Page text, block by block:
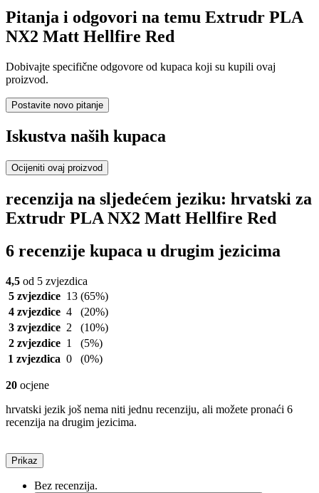
Pitanja i odgovori na temu Extrudr PLA
NX2 Matt Hellfire Red
Dobivajte specifične odgovore od kupaca koji su kupili ovaj
proizvod.
Postavite novo pitanje
Iskustva naših kupaca
Ocijeniti ovaj proizvod
recenzija na sljedećem jeziku: hrvatski za
Extrudr PLA NX2 Matt Hellfire Red
6 recenzije kupaca u drugim jezicima
4,5 od 5 zvjezdica
5 zvjezdice 13 (65%)
4 zvjezdice 4
(20%)
3 zvjezdice 2
(10%)
2 zvjezdice 1
(5%)
1 zvjezdica 0 (0%)
20 ocjene
hrvatski jezik još nema niti jednu recenziju, ali možete pronaći 6
recenzija na drugim jezicima.
Prikaz
Bez recenzija.